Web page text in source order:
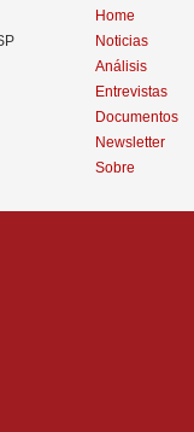
Home
Noticias
Análisis
Entrevistas
Documentos
Newsletter
Sobre